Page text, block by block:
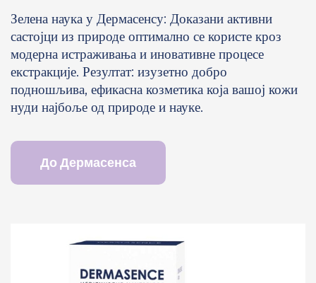
Зелена наука у Дермасенсу: Доказани активни
састојци из природе оптимално се користе кроз
модерна истраживања и иновативне процесе
екстракције. Резултат: изузетно добро
подношљива, ефикасна козметика која вашој кожи
нуди најбоље од природе и науке.
До Дермасенса